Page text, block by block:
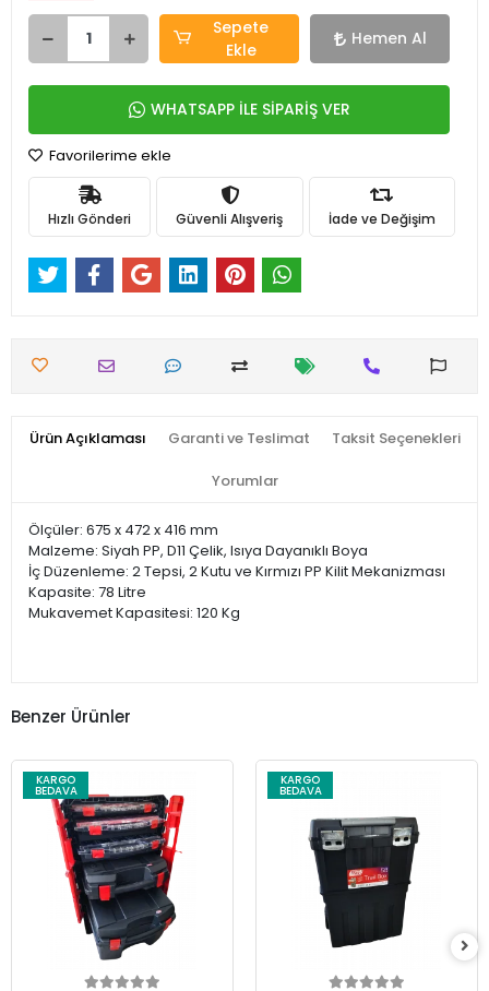
Sepete
Ekle
Hemen Al
WHATSAPP İLE SİPARİŞ VER
Favorilerime ekle
Hızlı Gönderi Güvenli Alışveriş İade ve Değişim
Ürün Açıklaması Garanti ve Teslimat Taksit Seçenekleri
Yorumlar
Ölçüler: 675 x 472 x 416 mm
Malzeme: Siyah PP, D11 Çelik, Isıya Dayanıklı Boya
İç Düzenleme: 2 Tepsi, 2 Kutu ve Kırmızı PP Kilit Mekanizması
Kapasite: 78 Litre
Mukavemet Kapasitesi: 120 Kg
Benzer Ürünler
KARGO
BEDAVA
KARGO
BEDAVA